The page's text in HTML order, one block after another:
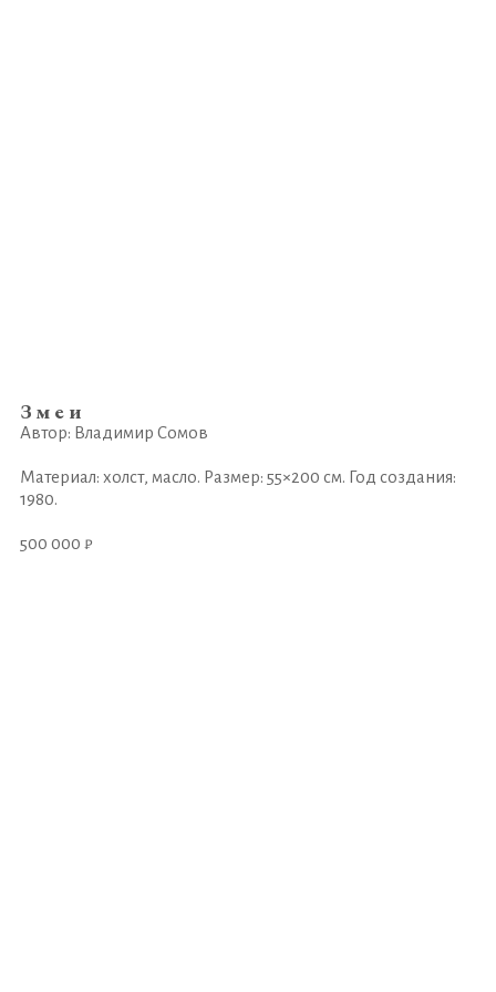
Змеи
Автор: Владимир Сомов
Материал: холст, масло. Размер: 55×200 см. Год создания:
1980.
500 000 ₽